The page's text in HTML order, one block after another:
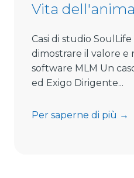
Vita dell'anima
Casi di studio
dimostrare il valore e
software MLM Un
ed Exigo Dirigente...
Per saperne di più →